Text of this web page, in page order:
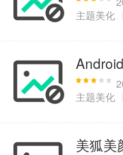
主题美化
主题美化
美狐美